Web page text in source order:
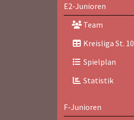
E2-Junioren
Team
Kreisliga St. 10
Spielplan
Statistik
F-Junioren